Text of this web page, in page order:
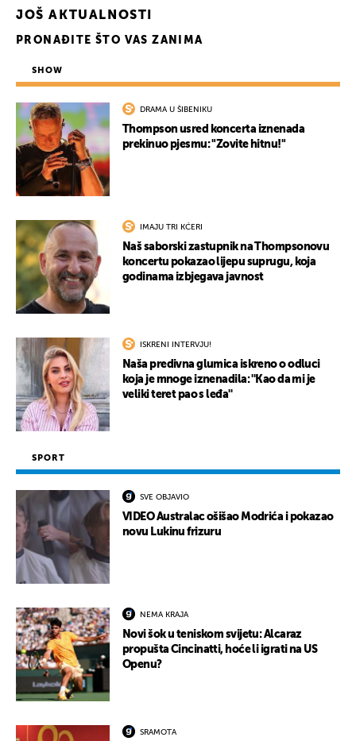
JOŠ AKTUALNOSTI
PRONAĐITE ŠTO VAS ZANIMA
SHOW
DRAMA U ŠIBENIKU
Thompson usred koncerta iznenada
prekinuo pjesmu: "Zovite hitnu!"
IMAJU TRI KĆERI
Naš saborski zastupnik na Thompsonovu
koncertu pokazao lijepu suprugu, koja
godinama izbjegava javnost
ISKRENI INTERVJU!
Naša predivna glumica iskreno o odluci
koja je mnoge iznenadila: ''Kao da mi je
veliki teret pao s leđa''
SPORT
SVE OBJAVIO
VIDEO Australac ošišao Modrića i pokazao
novu Lukinu frizuru
NEMA KRAJA
Novi šok u teniskom svijetu: Alcaraz
propušta Cincinatti, hoće li igrati na US
Openu?
SRAMOTA